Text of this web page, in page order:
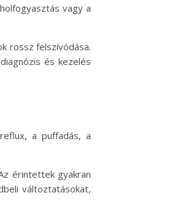
vagy a
rossz felszívódása.
és kezelés
a puffadás, a
érintettek gyakran
változtatásokat,